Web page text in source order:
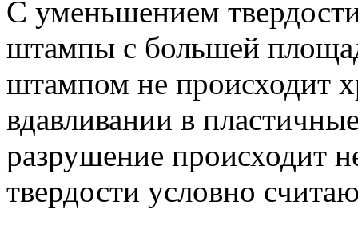
С уменьшением
штампы с большей
штампом не происходит
вдавливании в
разрушение происходит
твердости условно